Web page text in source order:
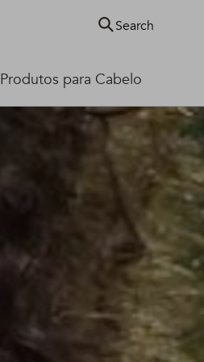
Produtos para Cabelo
Search